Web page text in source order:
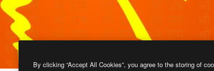
By clicking “Accept All Cookies”, you agree to the storing of